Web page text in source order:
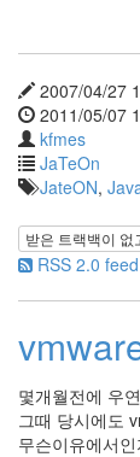
2007/04/27
2011/05/07
kfmes
JaTeOn
JateON,
받은 트랙백이 없
RSS 2.0 feed
몇개월전에 우
그때 당시에도
무슨이유에서
도
11...
by
kfmes
테
슬
라
모
델
-
한
번
충
전...